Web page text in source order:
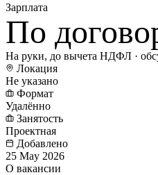
Зарплата
По
На руки, до вычета НДФЛ ·
Локация
Не указано
Формат
Удалённо
Занятость
Проектная
Добавлено
25 May 2026
О вакансии